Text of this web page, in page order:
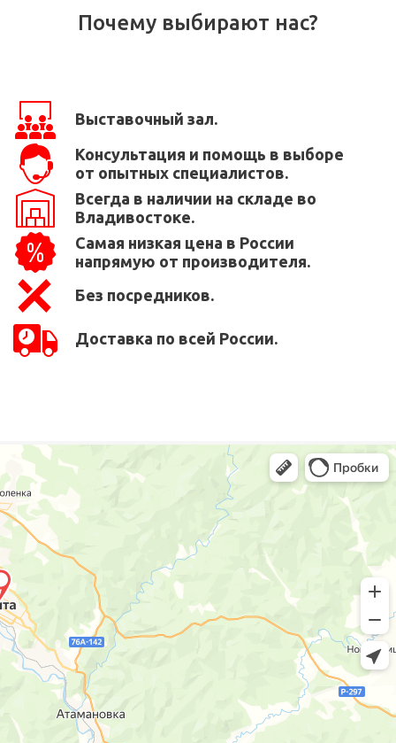
Почему выбирают нас?
Выставочный зал.
Консультация и помощь в выборе
от опытных специалистов.
Всегда в наличии на складе во
Владивостоке.
Самая низкая цена в России
напрямую от производителя.
Без посредников.
Доставка по всей России.